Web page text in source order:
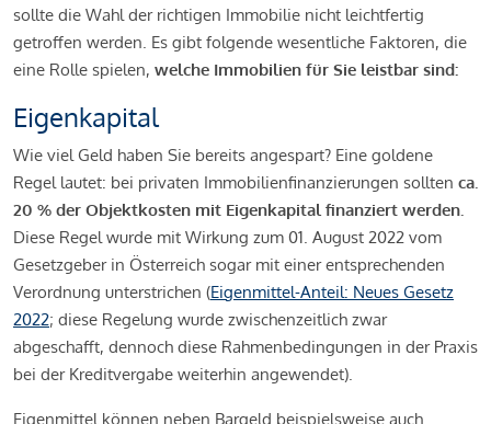
sollte die Wahl der richtigen Immobilie nicht leichtfertig
getroffen werden. Es gibt folgende wesentliche Faktoren, die
eine Rolle spielen, welche Immobilien für Sie leistbar sind:
Eigenkapital
Wie viel Geld haben Sie bereits angespart? Eine goldene
Regel lautet: bei privaten Immobilienfinanzierungen sollten ca.
20 % der Objektkosten mit Eigenkapital finanziert werden.
Diese Regel wurde mit Wirkung zum 01. August 2022 vom
Gesetzgeber in Österreich sogar mit einer entsprechenden
Verordnung unterstrichen (Eigenmittel-Anteil: Neues Gesetz
2022; diese Regelung wurde zwischenzeitlich zwar
abgeschafft, dennoch diese Rahmenbedingungen in der Praxis
bei der Kreditvergabe weiterhin angewendet).
Eigenmittel können neben Bargeld beispielsweise auch